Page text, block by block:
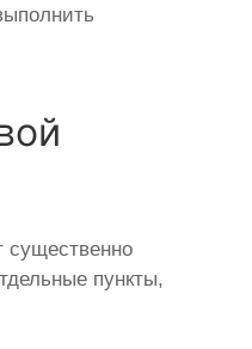
существенно
пункты,